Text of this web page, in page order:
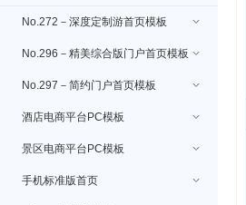
No.272－深度定制游首页模板
No.296－精美综合版门户首页模板
No.297－简约门户首页模板
酒店电商平台PC模板
景区电商平台PC模板
手机标准版首页